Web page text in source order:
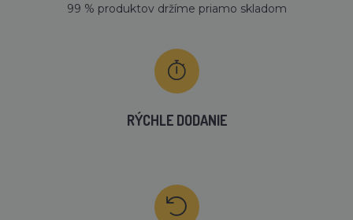
99 % produktov držíme priamo skladom
RÝCHLE DODANIE